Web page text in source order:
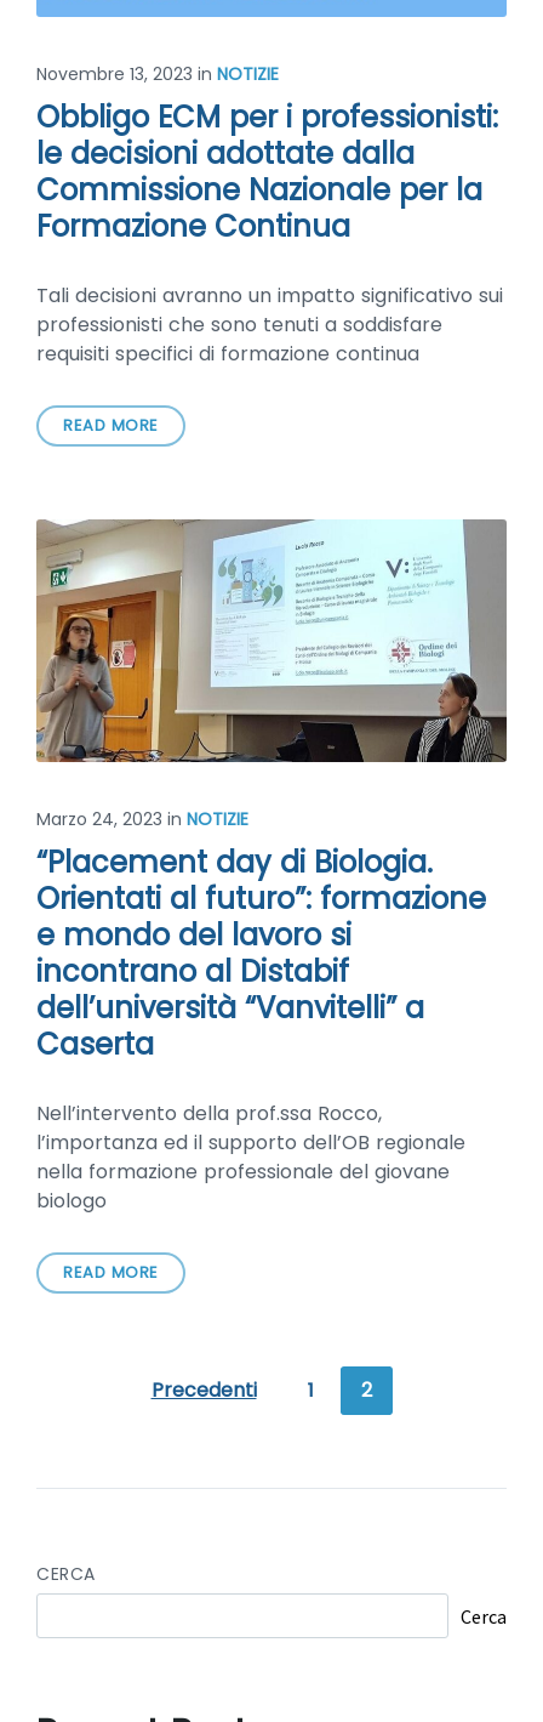
Novembre 13, 2023 in NOTIZIE
Obbligo ECM per i professionisti:
le decisioni adottate dalla
Commissione Nazionale per la
Formazione Continua
Tali decisioni avranno un impatto significativo sui
professionisti che sono tenuti a soddisfare
requisiti specifici di formazione continua
READ MORE
Marzo 24, 2023 in NOTIZIE
“Placement day di Biologia.
Orientati al futuro”: formazione
e mondo del lavoro si
incontrano al Distabif
dell’università “Vanvitelli” a
Caserta
Nell’intervento della prof.ssa Rocco,
l’importanza ed il supporto dell’OB regionale
nella formazione professionale del giovane
biologo
READ MORE
Precedenti 1 2
CERCA
Cerca